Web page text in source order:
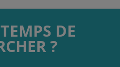
DE
?